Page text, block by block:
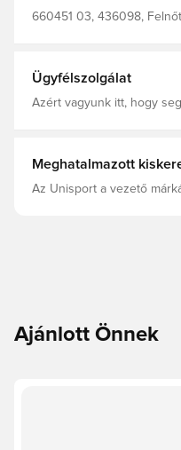
660451 03, 436098,
Ügyfélszolgálat
Azért vagyunk itt, hogy
Meghatalmazott
Az Unisport a vezető
Ajánlott Önnek